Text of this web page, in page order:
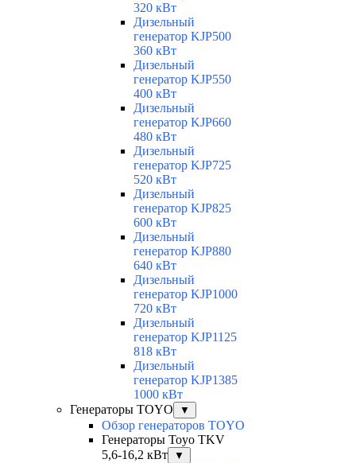
320 кВт
Дизельный
генератор KJP500
360 кВт
Дизельный
генератор KJP550
400 кВт
Дизельный
генератор KJP660
480 кВт
Дизельный
генератор KJP725
520 кВт
Дизельный
генератор KJP825
600 кВт
Дизельный
генератор KJP880
640 кВт
Дизельный
генератор KJP1000
720 кВт
Дизельный
генератор KJP1125
818 кВт
Дизельный
генератор KJP1385
1000 кВт
Генераторы TOYO
▼
Обзор генераторов TOYO
Генераторы Toyo TKV
5,6-16,2 кВт
▼